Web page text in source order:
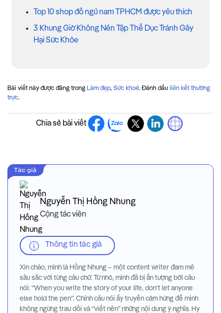
Top 10 shop đồ ngủ nam TPHCM được yêu thích
3 Khung Giờ Không Nên Tập Thể Dục Tránh Gây
Hại Sức Khỏe
Bài viết này được đăng trong Làm đẹp, Sức khoẻ. Đánh dấu liên kết thường
trực.
Chia sẻ bài viết
Nguyễn Thị Hồng Nhung
Cộng tác viên
Thông tin tác giả
Xin chào, mình là Hồng Nhung – một content writer đam mê
sâu sắc với từng câu chữ. Từ nhỏ, mình đã bị ấn tượng bởi câu
nói: “When you write the story of your life, don’t let anyone
else hold the pen”. Chính câu nói ấy truyền cảm hứng để mình
không ngừng trau dồi và “viết nên” những nội dung ý nghĩa. Hy